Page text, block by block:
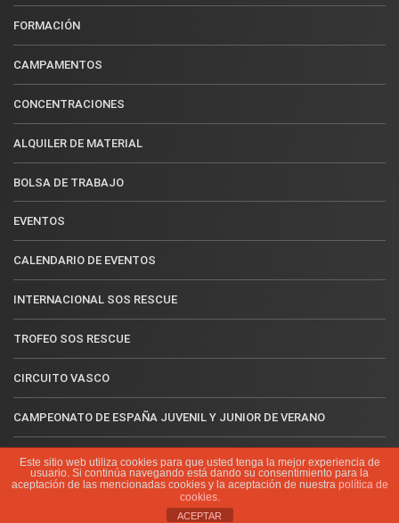
FORMACIÓN
CAMPAMENTOS
CONCENTRACIONES
ALQUILER DE MATERIAL
BOLSA DE TRABAJO
EVENTOS
CALENDARIO DE EVENTOS
INTERNACIONAL SOS RESCUE
TROFEO SOS RESCUE
CIRCUITO VASCO
CAMPEONATO DE ESPAÑA JUVENIL Y JUNIOR DE VERANO
CAMPEONATO DE ESPAÑA MÁSTER
NUESTRAS PLAYAS
Este sitio web utiliza cookies para que usted tenga la mejor experiencia de
usuario. Si continúa navegando está dando su consentimiento para la
aceptación de las mencionadas cookies y la aceptación de nuestra política de
cookies.
ACEPTAR